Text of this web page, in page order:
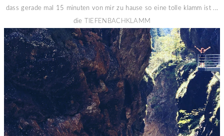
dass gerade mal 15 minuten von mir zu hause so eine tolle klamm ist ...
die
TIEFENBACHKLAMM